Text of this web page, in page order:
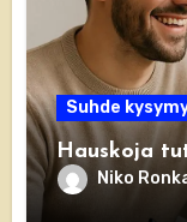
Suhde
Hauskoja
Niko